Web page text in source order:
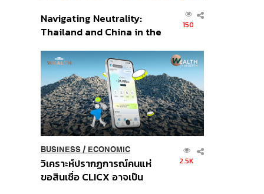
Navigating Neutrality:
Thailand and China in the
Order
150
BUSINESS/ ECONOMIC
วิเคราะห์ปรากฏการณ์คนแห่
ขอสินเชื่อ CLICX อาจเป็น
2.5K